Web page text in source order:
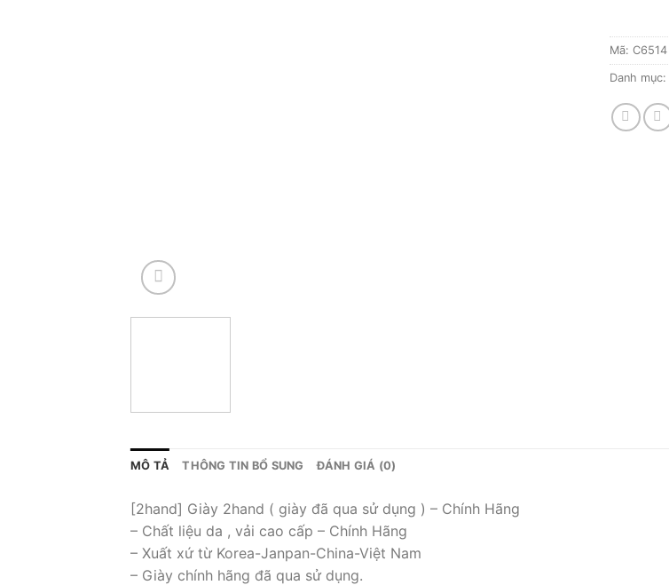
Mã: C6514
Danh mục:
MÔ TẢ THÔNG TIN BỔ SUNG ĐÁNH GIÁ (0)
[2hand] Giày 2hand ( giày đã qua sử dụng ) – Chính Hãng
– Chất liệu da , vải cao cấp – Chính Hãng
– Xuất xứ từ Korea-Janpan-China-Việt Nam
– Giày chính hãng đã qua sử dụng.